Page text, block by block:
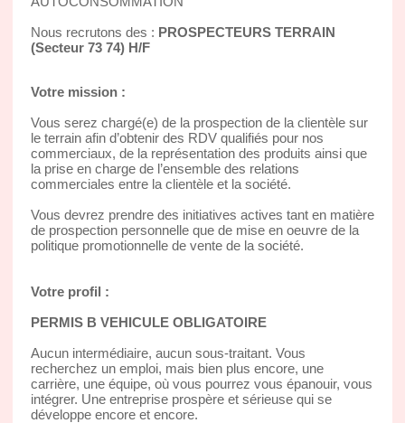
Nous recrutons des : PROSPECTEURS TERRAIN
(Secteur 73 74) H/F
Votre mission :
Vous serez chargé(e) de la prospection de la clientèle sur
le terrain afin d’obtenir des RDV qualifiés pour nos
commerciaux, de la représentation des produits ainsi que
la prise en charge de l’ensemble des relations
commerciales entre la clientèle et la société.
Vous devrez prendre des initiatives actives tant en matière
de prospection personnelle que de mise en oeuvre de la
politique promotionnelle de vente de la société.
Votre profil :
PERMIS B VEHICULE OBLIGATOIRE
Aucun intermédiaire, aucun sous-traitant. Vous
recherchez un emploi, mais bien plus encore, une
carrière, une équipe, où vous pourrez vous épanouir, vous
intégrer. Une entreprise prospère et sérieuse qui se
développe encore et encore.